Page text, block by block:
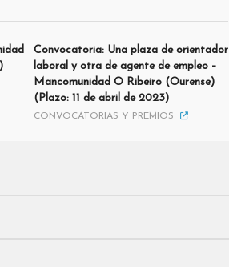
Convocatoria: Una plaza de orientador
laboral y otra de agente de empleo –
Mancomunidad O Ribeiro (Ourense)
(Plazo: 11 de abril de 2023)
CONVOCATORIAS Y PREMIOS